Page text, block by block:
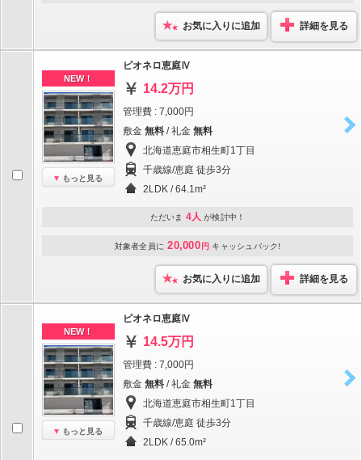
お気に入りに追加 詳細を見る
NEW！
もっと見る
ピオネロ恵庭Ⅳ
14.2万円
管理費 : 7,000円
敷金 無料 / 礼金 無料
北海道恵庭市相生町1丁目
千歳線/恵庭 徒歩3分
2LDK / 64.1m²
ただいま 4人 が検討中！
対象者全員に 20,000 円 キャッシュバック!
お気に入りに追加 詳細を見る
NEW！
もっと見る
ピオネロ恵庭Ⅳ
14.5万円
管理費 : 7,000円
敷金 無料 / 礼金 無料
北海道恵庭市相生町1丁目
千歳線/恵庭 徒歩3分
2LDK / 65.0m²